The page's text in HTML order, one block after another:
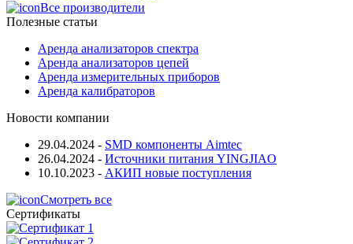
Все производители
Полезные статьи
Аренда анализаторов спектра
Аренда анализаторов цепей
Аренда измерительных приборов
Аренда калибраторов
Новости компании
29.04.2024 - SMD компоненты Aimtec
26.04.2024 - Источники питания YINGJIAO
10.10.2023 - АКИП новые поступления
Смотреть все
Сертификаты